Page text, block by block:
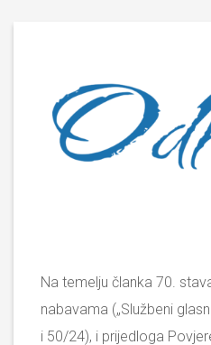
Na temelju članka 70.
nabavama („Službeni
i 50/24), i prijedloga